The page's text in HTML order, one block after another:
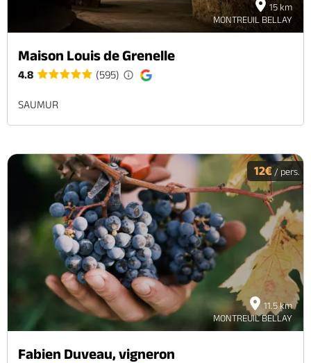
15 km
MONTREUIL BELLAY
Maison Louis de Grenelle
4.8 (595)
SAUMUR
11.5 km
MONTREUIL BELLAY
12€ / pers.
Fabien Duveau, vigneron